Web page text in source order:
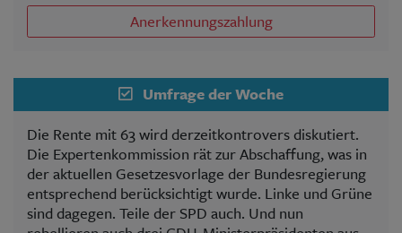
Anerkennungszahlung
Umfrage der Woche
Die Rente mit 63 wird derzeitkontrovers diskutiert.
Die Expertenkommission rät zur Abschaffung, was in
der aktuellen Gesetzesvorlage der Bundesregierung
entsprechend berücksichtigt wurde. Linke und Grüne
sind dagegen. Teile der SPD auch. Und nun